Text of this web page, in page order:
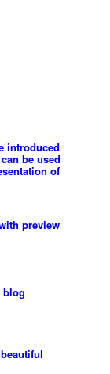
introduced
be used
of
preview
blog